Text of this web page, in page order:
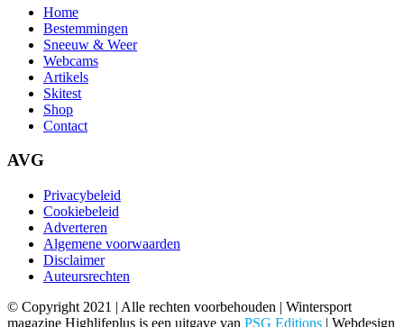
Home
Bestemmingen
Sneeuw & Weer
Webcams
Artikels
Skitest
Shop
Contact
AVG
Privacybeleid
Cookiebeleid
Adverteren
Algemene voorwaarden
Disclaimer
Auteursrechten
© Copyright 2021 | Alle rechten voorbehouden | Wintersport
magazine Highlifeplus is een uitgave van PSG Editions | Webdesign